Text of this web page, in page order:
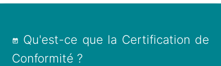
Qu'est-ce que la Certification de
Conformité ?